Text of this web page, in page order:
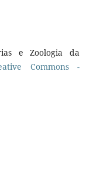
e Zoologia da
Commons -